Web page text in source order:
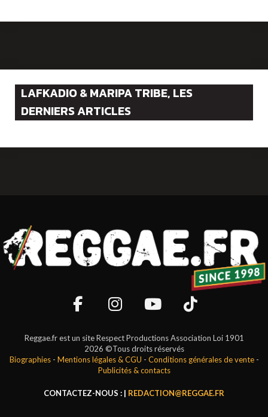
LAFKADIO & MARIPA TRIBE, LES
DERNIERS ARTICLES
Reggae.fr est un site Respect Productions Association Loi 1901
2026 ©Tous droits réservés
Biographies- Mentions légales & CGU - Conditions générales de vente-
Publicités & contacts
CONTACTEZ-NOUS : | REDACTION@REGGAE.FR